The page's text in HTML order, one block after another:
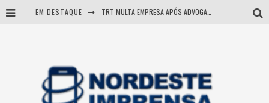
EM DESTAQUE TRT MULTA EMPRESA APÓS ADVOGADA USAR IA E INVENTAR PRECEDENTES JUDICIAIS
Mulher morre durante operação contra grupo investigado por roubo de cargas e tráfico de drogas em Sergipe